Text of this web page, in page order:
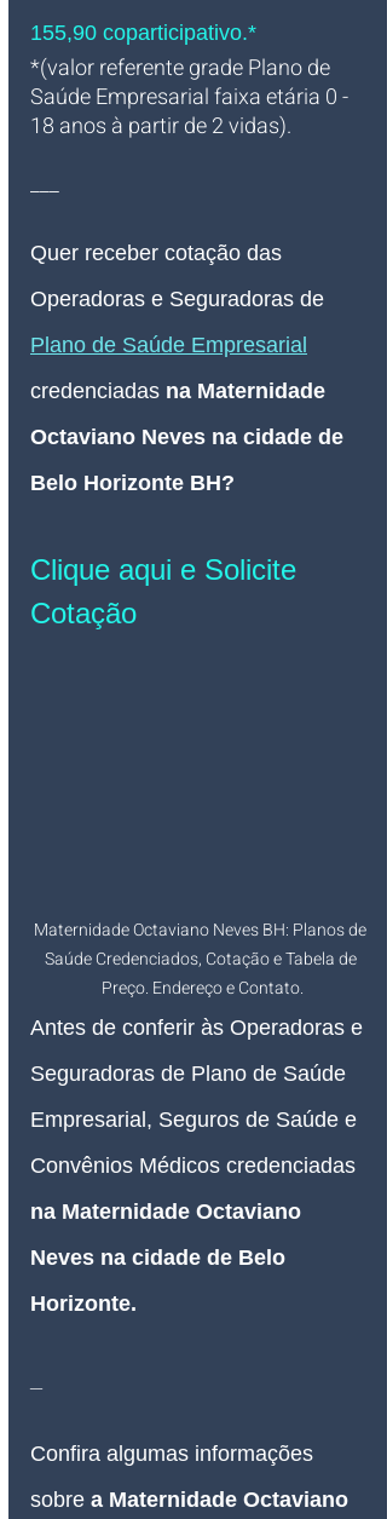
155,90 coparticipativo.*
*(valor referente grade Plano de
Saúde Empresarial faixa etária 0 -
18 anos à partir de 2 vidas).
___
Quer receber cotação das
Operadoras e Seguradoras de
Plano de Saúde Empresarial
credenciadas na Maternidade
Octaviano Neves na cidade de
Belo Horizonte BH?
Clique aqui e Solicite
Cotação
Maternidade Octaviano Neves BH: Planos de
Saúde Credenciados, Cotação e Tabela de
Preço. Endereço e Contato.
Antes de conferir às Operadoras e
Seguradoras de Plano de Saúde
Empresarial, Seguros de Saúde e
Convênios Médicos credenciadas
na Maternidade Octaviano
Neves na cidade de Belo
Horizonte.
Confira algumas informações
sobre a Maternidade Octaviano